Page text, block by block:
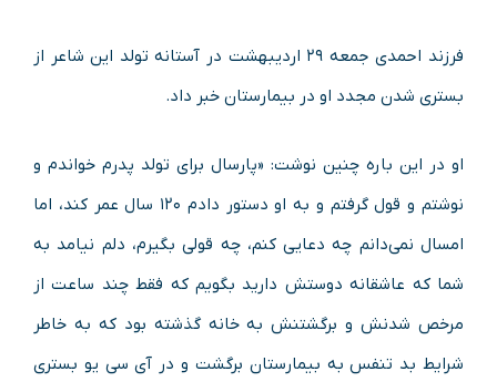
فرزند احمدی جمعه ۲۹ اردیبهشت در آستانه تولد این شاعر از
بستری شدن مجدد او در بیمارستان خبر داد.
او در این باره چنین نوشت: «پارسال برای تولد پدرم خواندم و
نوشتم و قول گرفتم و به او دستور دادم ۱۲۰ سال عمر کند، اما
امسال نمی‌دانم چه دعایی کنم، چه قولی بگیرم، دلم نیامد به
شما که عاشقانه دوستش دارید بگویم که فقط چند ساعت از
مرخص شدنش و برگشتنش به خانه گذشته بود که به خاطر
شرایط بد تنفس به بیمارستان برگشت و در آی سی یو بستری